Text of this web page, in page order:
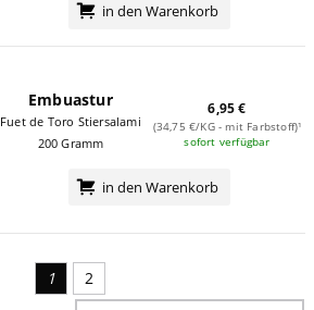
in den Warenkorb
Embuastur
Fuet de Toro Stiersalami
200 Gramm
6,95 €
(34,75 €/KG - mit Farbstoff)¹
sofort verfügbar
in den Warenkorb
1 2